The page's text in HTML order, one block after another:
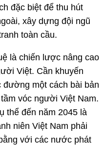
đặc biệt để thu hút
xây dựng đội ngũ
toàn cầu.
là chiến lược nâng cao
Việt. Cần khuyến
đường một cách bài bản
vóc người Việt Nam.
thể đến năm 2045 là
niên Việt Nam phải
với các nước phát